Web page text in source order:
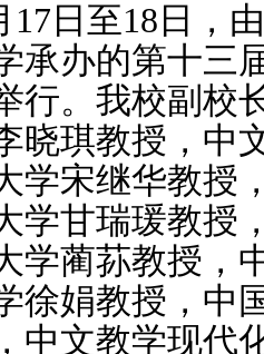
日至18日，由
承办的第十三
行。我校副校
晓琪教授，中
学宋继华教授
学甘瑞瑗教授
学蔺荪教授，
徐娟教授，中
中文教学现代